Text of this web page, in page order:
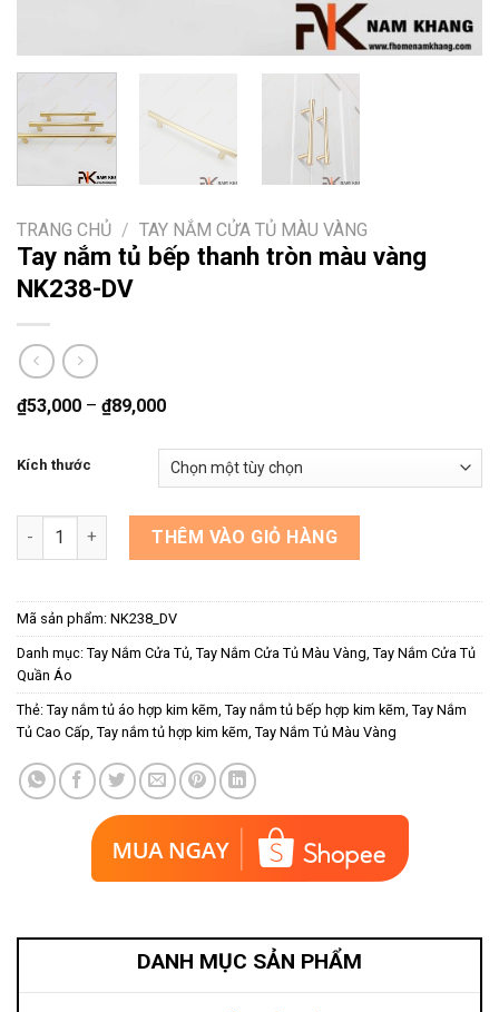
TRANG CHỦ / TAY NẮM CỬA TỦ MÀU VÀNG
Tay nắm tủ bếp thanh tròn màu vàng
NK238-DV
₫53,000 – ₫89,000
Kích thước
Tay nắm tủ bếp thanh tròn màu vàng NK238-DV số lượng
THÊM VÀO GIỎ HÀNG
Mã sản phẩm: NK238_DV
Danh mục: Tay Nắm Cửa Tủ Tay Nắm Cửa Tủ Màu Vàng Tay Nắm Cửa Tủ
Quần Áo
Thẻ: Tay nắm tủ áo hợp kim kẽm Tay nắm tủ bếp hợp kim kẽm Tay Nắm
Tủ Cao Cấp Tay nắm tủ hợp kim kẽm Tay Nắm Tủ Màu Vàng
DANH MỤC SẢN PHẨM